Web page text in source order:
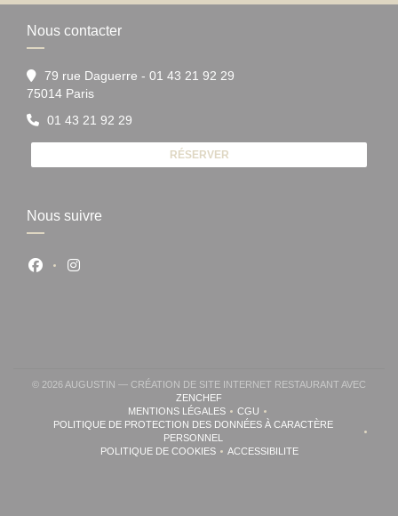
Nous contacter
79 rue Daguerre - 01 43 21 92 29
75014 Paris((ouvre une nouvelle fenêtre))
01 43 21 92 29
RÉSERVER
Nous suivre
Facebook ((ouvre une nouvelle fenêtre))
Instagram ((ouvre une nouvelle fenêtre))
© 2026 AUGUSTIN — CRÉATION DE SITE INTERNET RESTAURANT AVEC
ZENCHEF((OUVRE UNE NOUVELLE FENÊTRE))
MENTIONS LÉGALES((OUVRE UNE NOUVELLE FENÊTRE))
CGU((OUVRE UNE NOUVELLE
POLITIQUE DE PROTECTION DES DONNÉES À CARACTÈRE
PERSONNEL((OUVRE UNE NOUVELLE FENÊTRE))
POLITIQUE DE COOKIES((OUVRE UNE NOUVELLE FENÊTRE))
ACCESSIBILITE((OUVRE UNE NOUVELLE